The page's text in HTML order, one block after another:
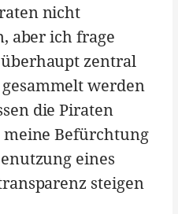
nicht
aber ich frage
zentral
werden
die Piraten
meine Befürchtung
eines
steigen